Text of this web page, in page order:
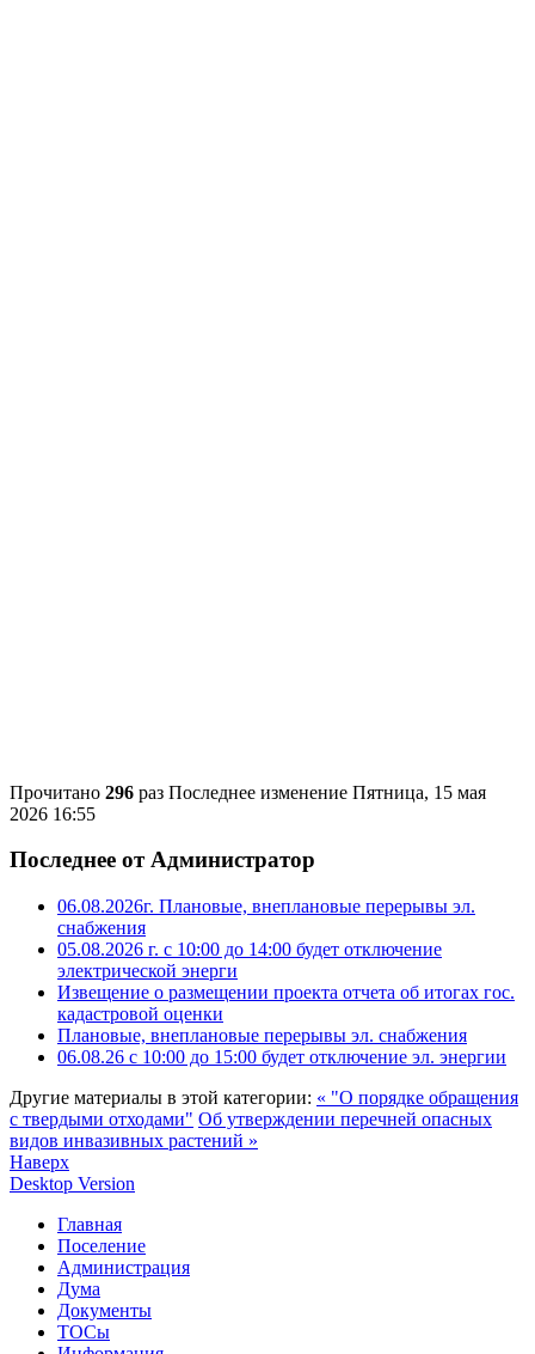
Прочитано 296 раз Последнее изменение Пятница, 15 мая
2026 16:55
Последнее от Администратор
06.08.2026г. Плановые, внеплановые перерывы эл.
снабжения
05.08.2026 г. с 10:00 до 14:00 будет отключение
электрической энерги
Извещение о размещении проекта отчета об итогах гос.
кадастровой оценки
Плановые, внеплановые перерывы эл. снабжения
06.08.26 с 10:00 до 15:00 будет отключение эл. энергии
Другие материалы в этой категории: « "О порядке обращения
с твердыми отходами" Об утверждении перечней опасных
видов инвазивных растений »
Наверх
Desktop Version
Главная
Поселение
Администрация
Дума
Документы
ТОСы